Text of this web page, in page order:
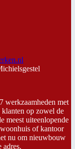
werkzaamheden met
op zowel de
meest uiteenlopende
of kantoor
nu om nieuwbouw
adres.